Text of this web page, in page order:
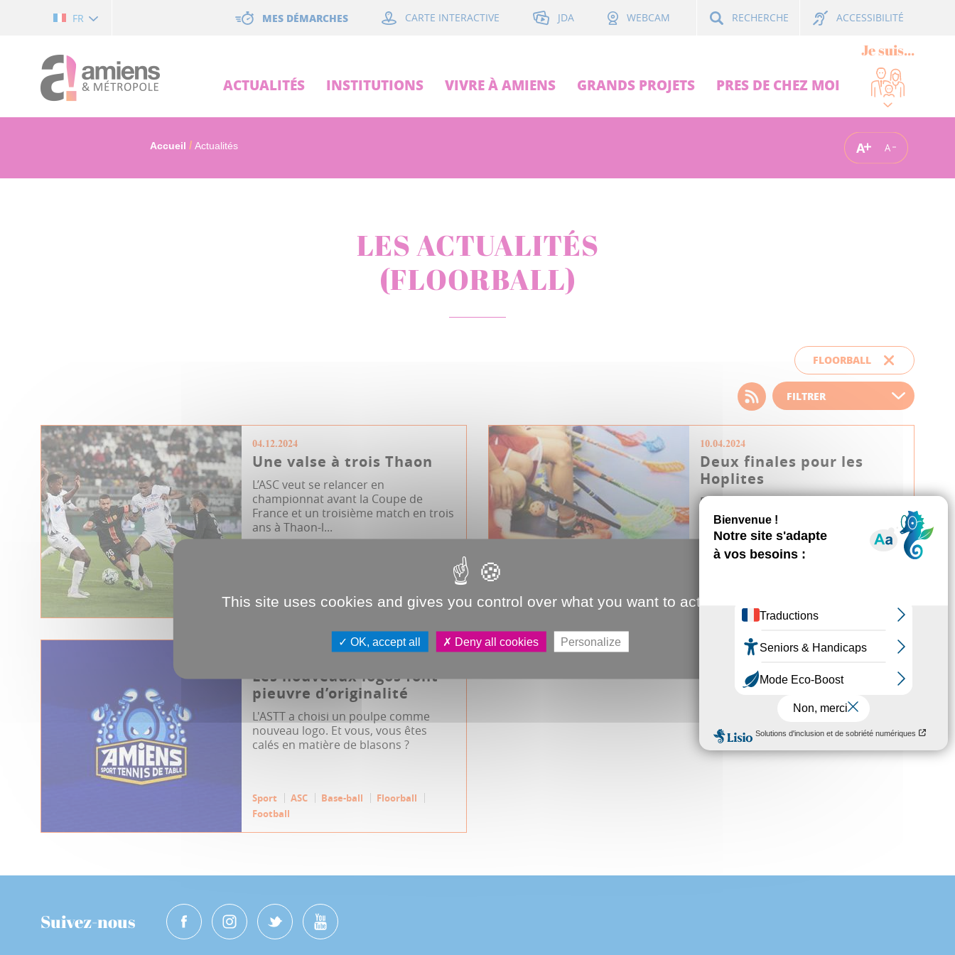
FR MES DÉMARCHES CARTE INTERACTIVE JDA WEBCAM RECHERCHE ACCESSIBILITÉ
ACTUALITÉS INSTITUTIONS VIVRE À AMIENS GRANDS PROJETS PRES DE CHEZ MOI
Je suis...
Accueil Actualités A A
LES ACTUALITÉS
(FLOORBALL)
FLOORBALL
Choisissez votre filtre
d'actualité
04.12.2024
Une valse à trois Thaon
L’ASC veut se relancer en
championnat avant la Coupe de
France et un troisième match en trois
ans à Thaon-l...
Sport ASC Football Ligue 2
10.04.2024
Deux finales pour les
Hoplites
Défaits il y a quinze jours par
Besançon, leader de Nationale 1 (le
plus haut niveau hexagonal), et
Paris...
Les nouveaux logos font
pieuvre d’originalité
L'ASTT a choisi un poulpe comme
nouveau logo. Et vous, vous êtes
calés en matière de blasons ?
Sport ASC Base-ball
Floorball
Football
Suivez-nous
This site uses cookies and gives you control over what you want to activate
OK, accept all Deny all cookies Personalize